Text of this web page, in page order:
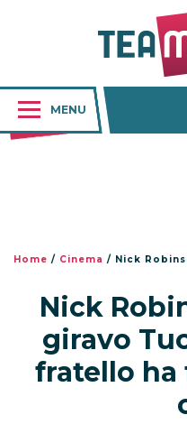
MENU
Home / Cinema / Nick Robinson:
Nick
giravo
fratello